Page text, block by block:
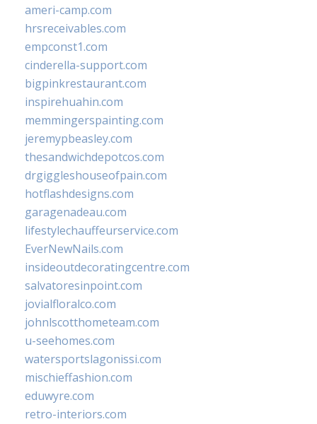
ameri-camp.com
hrsreceivables.com
empconst1.com
cinderella-support.com
bigpinkrestaurant.com
inspirehuahin.com
memmingerspainting.com
jeremypbeasley.com
thesandwichdepotcos.com
drgiggleshouseofpain.com
hotflashdesigns.com
garagenadeau.com
lifestylechauffeurservice.com
EverNewNails.com
insideoutdecoratingcentre.com
salvatoresinpoint.com
jovialfloralco.com
johnlscotthometeam.com
u-seehomes.com
watersportslagonissi.com
mischieffashion.com
eduwyre.com
retro-interiors.com